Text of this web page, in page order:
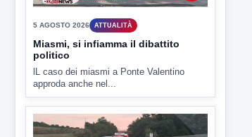
L'assemblea dei lavoratori Hanon questa
mattina a Contrada Olivola. Decisa...
▶